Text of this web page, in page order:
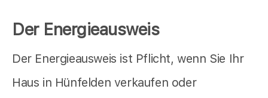
Der Energieausweis
Der Energieausweis ist Pflicht, wenn Sie Ihr
Haus in Hünfelden verkaufen oder